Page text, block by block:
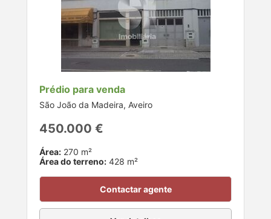
Prédio para venda
São João da Madeira, Aveiro
450.000 €
Área: 270 m²
Área do terreno: 428 m²
Contactar agente